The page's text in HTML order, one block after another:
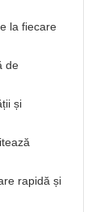
la fiecare
de
și
rapidă și